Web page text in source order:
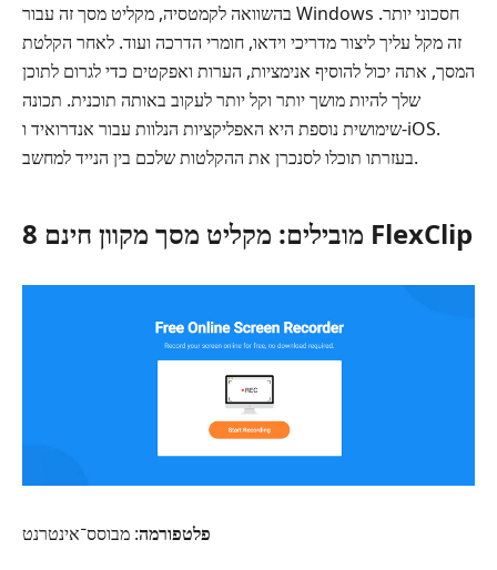
בהשוואה לקמטסיה, מקליט מסך זה עבור Windows חסכוני יותר.
זה מקל עליך ליצור מדריכי וידאו, חומרי הדרכה ועוד. לאחר הקלטת
המסך, אתה יכול להוסיף אנימציות, הערות ואפקטים כדי לגרום לתוכן
שלך להיות מושך יותר וקל יותר לעקוב באותה תוכנית. תכונה
שימושית נוספת היא האפליקציות הנלוות עבור אנדרואיד ו-iOS.
בעזרתו תוכלו לסנכרן את ההקלטות שלכם בין הנייד למחשב.
8 מובילים: מקליט מסך מקוון חינם FlexClip
פלטפורמה: מבוסס־אינטרנט